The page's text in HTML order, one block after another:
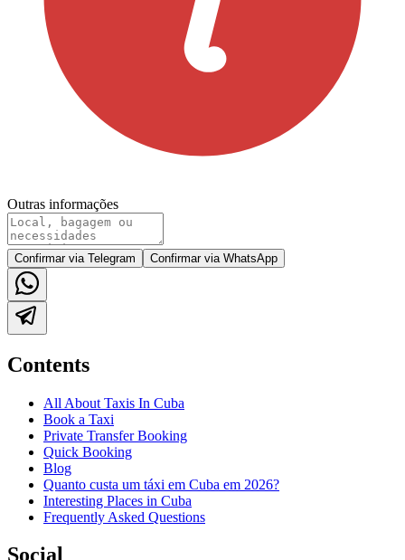
Outras informações
Confirmar via Telegram Confirmar via WhatsApp
Contents
All About Taxis In Cuba
Book a Taxi
Private Transfer Booking
Quick Booking
Blog
Quanto custa um táxi em Cuba em 2026?
Interesting Places in Cuba
Frequently Asked Questions
Social